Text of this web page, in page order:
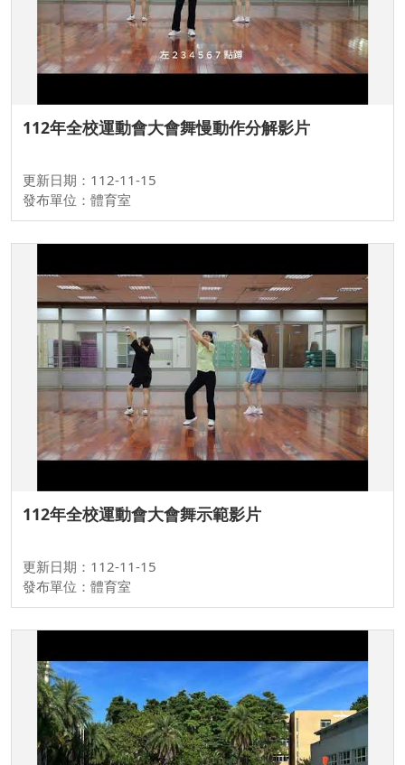
112年全校運動會大會舞慢動作分解影片
更新日期：112-11-15
發布單位：體育室
112年全校運動會大會舞示範影片
更新日期：112-11-15
發布單位：體育室